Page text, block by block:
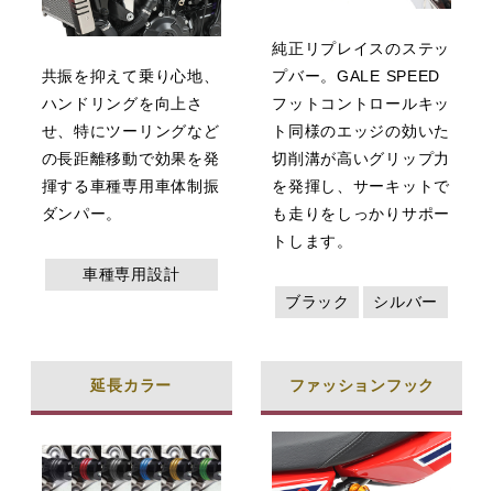
共振を抑えて乗り心地、
ハンドリングを向上さ
せ、特にツーリングなど
の長距離移動で効果を発
揮する車種専用車体制振
ダンパー。
車種専用設計
純正リプレイスのステッ
プバー。GALE SPEED
フットコントロールキッ
ト同様のエッジの効いた
切削溝が高いグリップ力
を発揮し、サーキットで
も走りをしっかりサポー
トします。
ブラック シルバー
延長カラー ファッションフック